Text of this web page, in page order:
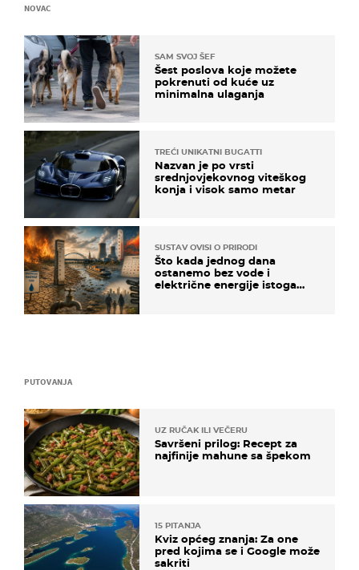
PUTOVANJA
UZ RUČAK ILI VEČERU
Savršeni prilog: Recept za
najfinije mahune sa špekom
15 PITANJA
Kviz općeg znanja: Za one
pred kojima se i Google može
sakriti
NOVAC
SAM SVOJ ŠEF
Šest poslova koje možete
pokrenuti od kuće uz
minimalna ulaganja
TREĆI UNIKATNI BUGATTI
Nazvan je po vrsti
srednjovjekovnog viteškog
konja i visok samo metar
SUSTAV OVISI O PRIRODI
Što kada jednog dana
ostanemo bez vode i
električne energije istoga